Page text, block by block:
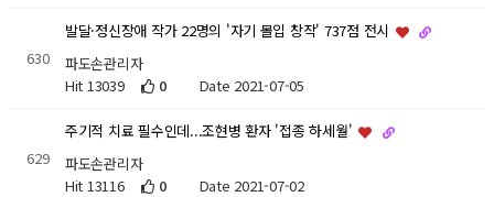
630
발달·정신장애 작가 22명의 '자기 몰입 창작' 737점 전시
파도손관리자
Hit 13039
0 Date 2021-07-05
629
주기적 치료 필수인데...조현병 환자 '접종 하세월'
파도손관리자
Hit 13116
0 Date 2021-07-02